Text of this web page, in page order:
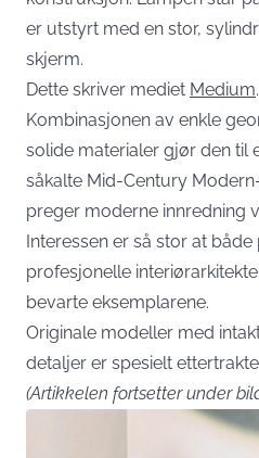
er utstyrt med en stor,
skjerm.
Dette skriver mediet Medium.
Kombinasjonen av enkle
solide materialer gjør den til
såkalte Mid-Century
preger moderne innredning
Interessen er så stor at
profesjonelle
bevarte eksemplarene.
Originale modeller med
detaljer er spesielt
(Artikkelen fortsetter under